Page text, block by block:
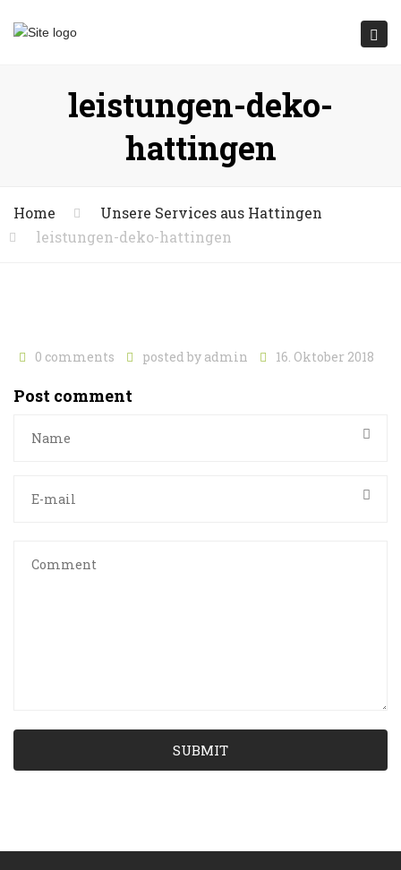
Submit
leistungen-deko-
hattingen
Home
Unsere Services aus Hattingen
leistungen-deko-hattingen
0 comments posted by admin 16. Oktober 2018
Post comment
SUBMIT